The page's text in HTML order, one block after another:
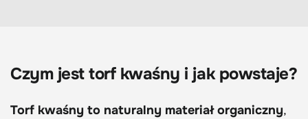
Czym jest torf kwaśny i jak powstaje?
Torf kwaśny to naturalny materiał organiczny,